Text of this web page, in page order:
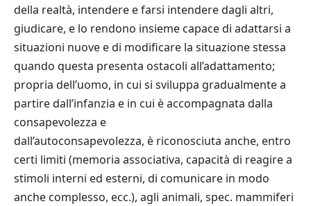
della realtà, intendere e farsi intendere dagli altri,
giudicare, e lo rendono insieme capace di adattarsi a
situazioni nuove e di modificare la situazione stessa
quando questa presenta ostacoli all’adattamento;
propria dell’uomo, in cui si sviluppa gradualmente a
partire dall’infanzia e in cui è accompagnata dalla
consapevolezza e
dall’autoconsapevolezza, è riconosciuta anche, entro
certi limiti (memoria associativa, capacità di reagire a
stimoli interni ed esterni, di comunicare in modo
anche complesso, ecc.), agli animali, spec. mammiferi